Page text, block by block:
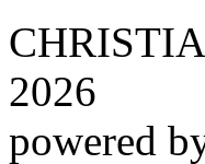
2026
powered